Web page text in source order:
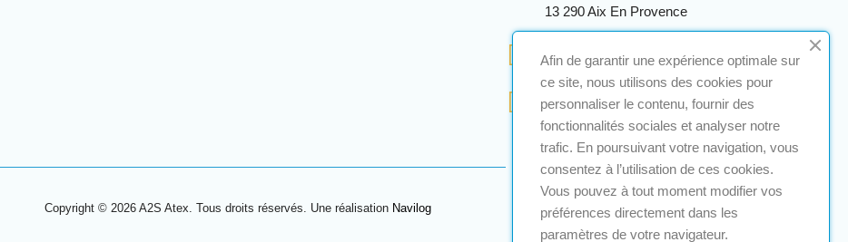
13 290 Aix En Provence
Copyright © 2026 A2S Atex. Tous droits réservés. Une réalisation Navilog
Afin de garantir une expérience optimale sur
ce site, nous utilisons des cookies pour
personnaliser le contenu, fournir des
fonctionnalités sociales et analyser notre
trafic. En poursuivant votre navigation, vous
consentez à l’utilisation de ces cookies.
Vous pouvez à tout moment modifier vos
préférences directement dans les
paramètres de votre navigateur.